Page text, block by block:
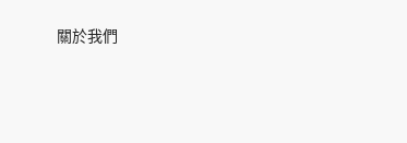
關於我們